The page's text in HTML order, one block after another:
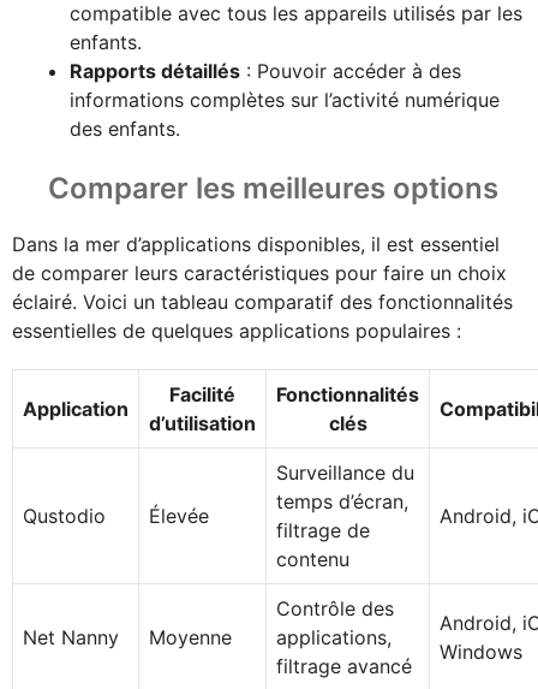
compatible avec tous les appareils utilisés par les
enfants.
Rapports détaillés : Pouvoir accéder à des
informations complètes sur l’activité numérique
des enfants.
Comparer les meilleures options
Dans la mer d’applications disponibles, il est essentiel
de comparer leurs caractéristiques pour faire un choix
éclairé. Voici un tableau comparatif des fonctionnalités
essentielles de quelques applications populaires :
Application
Facilité
d’utilisation
Fonctionnalités
clés
Qustodio Élevée
Surveillance du
temps d’écran,
filtrage de
contenu
Android,
Net Nanny Moyenne
Contrôle des
applications,
filtrage avancé
Android,
Windows